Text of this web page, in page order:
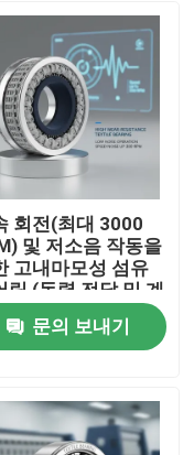
회전(최대 3000
및 저소음 작동을
고내마모성 섬유
링 (동력 전달 및 계
)
문의 보내기